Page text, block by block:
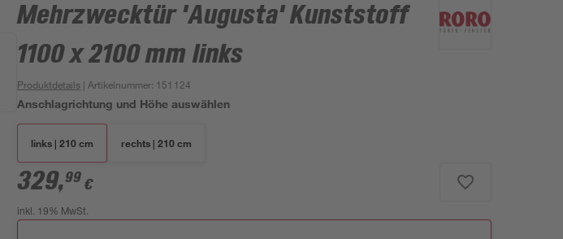
Mehrzwecktür 'Augusta' Kunststoff
1100 x 2100 mm links
Produktdetails | Artikelnummer: 151124
Anschlagrichtung und Höhe auswählen
links | 210 cm rechts | 210 cm
329,99 €
inkl. 19% MwSt.